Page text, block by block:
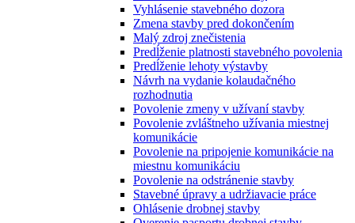
Vyhlásenie stavebného dozora
Zmena stavby pred dokončením
Malý zdroj znečistenia
Predĺženie platnosti stavebného povolenia
Predĺženie lehoty výstavby
Návrh na vydanie kolaudačného
rozhodnutia
Povolenie zmeny v užívaní stavby
Povolenie zvláštneho užívania miestnej
komunikácie
Povolenie na pripojenie komunikácie na
miestnu komunikáciu
Povolenie na odstránenie stavby
Stavebné úpravy a udržiavacie práce
Ohlásenie drobnej stavby